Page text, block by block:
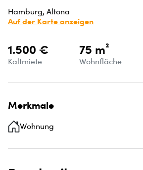
Hamburg, Altona
Auf der Karte anzeigen
1.500 €
Kaltmiete
75 m²
Wohnfläche
Merkmale
Wohnung